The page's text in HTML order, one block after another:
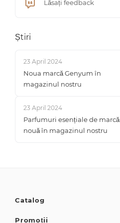
Lăsați feedback
Știri
23 April 2024
Noua marcă Genyum în
magazinul nostru
23 April 2024
Parfumuri esențiale de marcă
nouă în magazinul nostru
Catalog
Promoții